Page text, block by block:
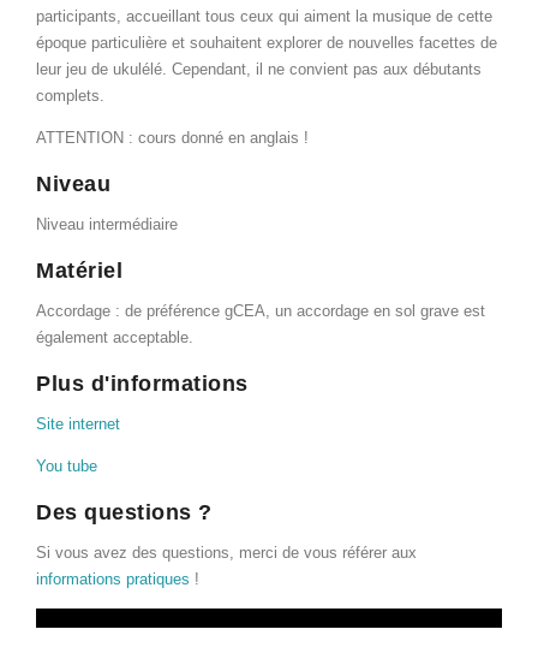
participants, accueillant tous ceux qui aiment la musique de cette
époque particulière et souhaitent explorer de nouvelles facettes de
leur jeu de ukulélé. Cependant, il ne convient pas aux débutants
complets.
ATTENTION : cours donné en anglais !
Niveau
Niveau intermédiaire
Matériel
Accordage : de préférence gCEA, un accordage en sol grave est
également acceptable.
Plus d'informations
Site internet
You tube
Des questions ?
Si vous avez des questions, merci de vous référer aux
informations pratiques !